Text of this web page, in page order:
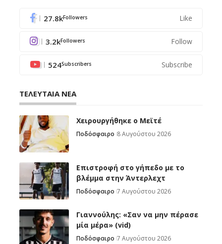
27.8kFollowers Like
3.2kFollowers Follow
524Subscribers Subscribe
ΤΕΛΕΥΤΑΙΑ ΝΕΑ
Χειρουργήθηκε ο Μεϊτέ
Ποδόσφαιρο 8 Αυγούστου 2026
Επιστροφή στο γήπεδο με το
βλέμμα στην Άντερλεχτ
Ποδόσφαιρο 7 Αυγούστου 2026
Γιαννούλης: «Σαν να μην πέρασε
μία μέρα» (vid)
Ποδόσφαιρο 7 Αυγούστου 2026